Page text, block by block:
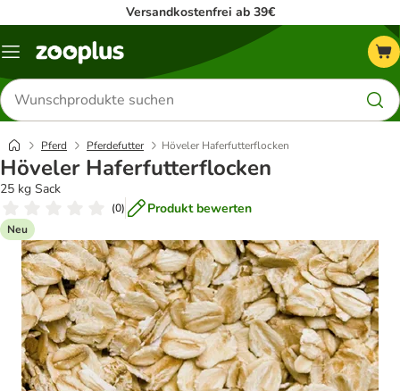
Versandkostenfrei ab 39€
Menü
Produkte
suchen
Pferd Pferdefutter Höveler Haferfutterflocken
Höveler Haferfutterflocken
25 kg Sack
(0) Produkt bewerten
Neu